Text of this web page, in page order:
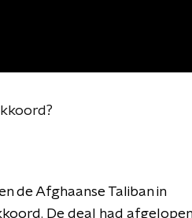
de Afghaanse Taliban in
De deal had afgelopen